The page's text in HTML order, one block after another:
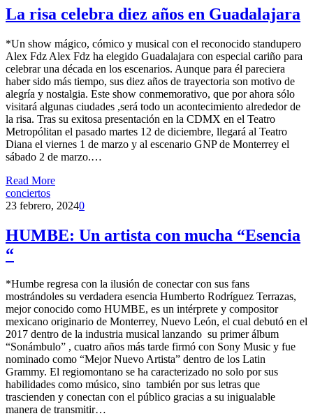
La risa celebra diez años en Guadalajara
*Un show mágico, cómico y musical con el reconocido standupero
Alex Fdz Alex Fdz ha elegido Guadalajara con especial cariño para
celebrar una década en los escenarios. Aunque para él pareciera
haber sido más tiempo, sus diez años de trayectoria son motivo de
alegría y nostalgia. Este show conmemorativo, que por ahora sólo
visitará algunas ciudades ,será todo un acontecimiento alrededor de
la risa. Tras su exitosa presentación en la CDMX en el Teatro
Metropólitan el pasado martes 12 de diciembre, llegará al Teatro
Diana el viernes 1 de marzo y al escenario GNP de Monterrey el
sábado 2 de marzo.…
Read More
conciertos
23 febrero, 20240
HUMBE: Un artista con mucha “Esencia
“
*Humbe regresa con la ilusión de conectar con sus fans
mostrándoles su verdadera esencia Humberto Rodríguez Terrazas,
mejor conocido como HUMBE, es un intérprete y compositor
mexicano originario de Monterrey, Nuevo León, el cual debutó en el
2017 dentro de la industria musical lanzando su primer álbum
“Sonámbulo” , cuatro años más tarde firmó con Sony Music y fue
nominado como “Mejor Nuevo Artista” dentro de los Latin
Grammy. El regiomontano se ha caracterizado no solo por sus
habilidades como músico, sino también por sus letras que
trascienden y conectan con el público gracias a su inigualable
manera de transmitir…